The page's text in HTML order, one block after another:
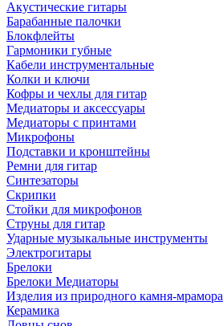
Акустические гитары
Барабанные палочки
Блокфлейты
Гармоники губные
Кабели инструментальные
Колки и ключи
Кофры и чехлы для гитар
Медиаторы и аксессуары
Медиаторы с принтами
Микрофоны
Подставки и кронштейны
Ремни для гитар
Синтезаторы
Скрипки
Стойки для микрофонов
Струны для гитар
Ударные музыкальные инструменты
Электрогитары
Брелоки
Брелоки Медиаторы
Изделия из природного камня-мрамора
Керамика